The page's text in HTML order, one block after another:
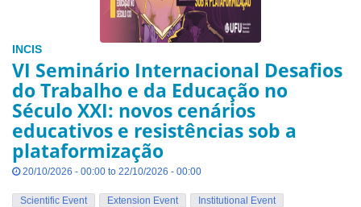
INCIS
VI Seminário Internacional Desafios
do Trabalho e da Educação no
Século XXI: novos cenários
educativos e resistências sob a
plataformização
20/10/2026 - 00:00 to 22/10/2026 - 00:00
Scientific Event Extension Event
Institutional Event